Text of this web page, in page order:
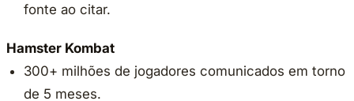
fonte ao citar.
Hamster Kombat
300+ milhões de jogadores comunicados em torno
de 5 meses.